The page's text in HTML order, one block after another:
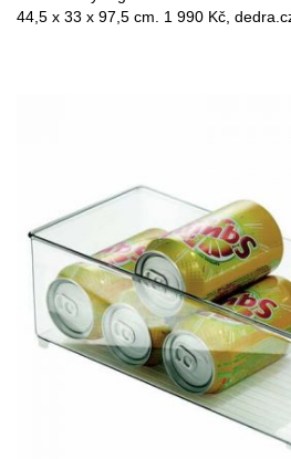
44,5 x 33 x 97,5 cm. 1 990 Kč,